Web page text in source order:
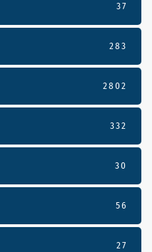
37
283
2802
332
30
56
27